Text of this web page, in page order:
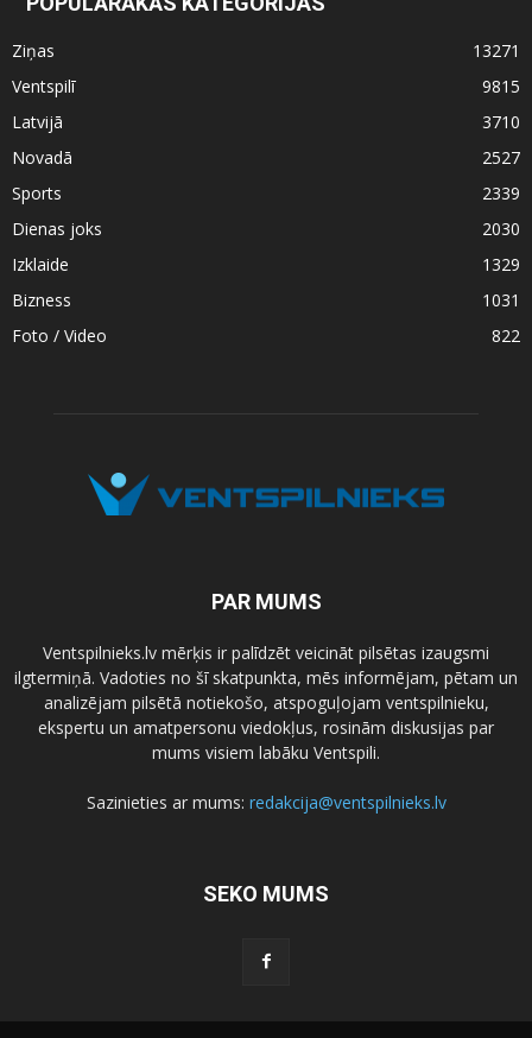
Ziņas
13271
Ventspilī
9815
Latvijā
3710
Novadā
2527
Sports
2339
Dienas joks
2030
Izklaide
1329
Bizness
1031
Foto / Video
822
PAR MUMS
Ventspilnieks.lv mērķis ir palīdzēt veicināt pilsētas izaugsmi
ilgtermiņā. Vadoties no šī skatpunkta, mēs informējam, pētam un
analizējam pilsētā notiekošo, atspoguļojam ventspilnieku,
ekspertu un amatpersonu viedokļus, rosinām diskusijas par
mums visiem labāku Ventspili.
Sazinieties ar mums: redakcija@ventspilnieks.lv
SEKO MUMS